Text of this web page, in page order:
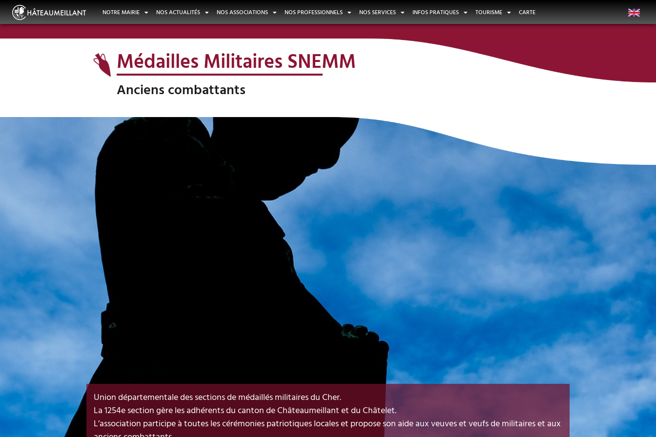
NOTRE MAIRIE NOS ACTUALITÉS NOS ASSOCIATIONS NOS PROFESSIONNELS NOS SERVICES INFOS PRATIQUES TOURISME CARTE
Médailles Militaires SNEMM
Anciens combattants
Union départementale des sections de médaillés militaires du Cher.
La 1254e section gère les adhérents du canton de Châteaumeillant et du Châtelet.
L’association participe à toutes les cérémonies patriotiques locales et propose son aide aux veuves et veufs de militaires et aux